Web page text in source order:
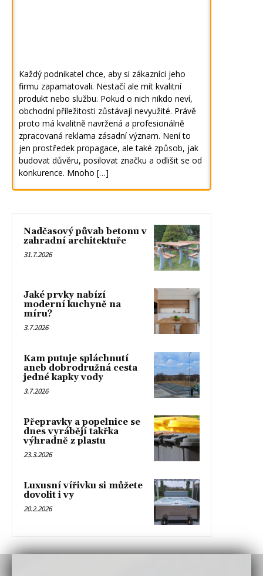
Každý podnikatel chce, aby si zákazníci jeho
firmu zapamatovali. Nestačí ale mít kvalitní
produkt nebo službu. Pokud o nich nikdo neví,
obchodní příležitosti zůstávají nevyužité. Právě
proto má kvalitně navržená a profesionálně
zpracovaná reklama zásadní význam. Není to
jen prostředek propagace, ale také způsob, jak
budovat důvěru, posilovat značku a odlišit se od
konkurence. Mnoho […]
Nadčasový půvab betonu v
zahradní architektuře
31.7.2026
Jaké prvky nabízí
moderní kuchyně na
míru?
3.7.2026
Kam putuje spláchnutí
aneb dobrodružná cesta
jedné kapky vody
3.7.2026
Přepravky a popelnice se
dnes vyrábějí takřka
výhradně z plastu
23.3.2026
Luxusní vířivku si můžete
dovolit i vy
20.2.2026